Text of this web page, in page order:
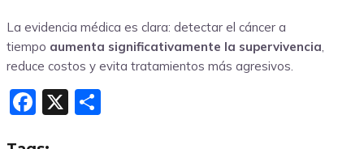
La evidencia médica es clara: detectar el cáncer a
tiempo aumenta significativamente la supervivencia,
reduce costos y evita tratamientos más agresivos.
Facebook
X